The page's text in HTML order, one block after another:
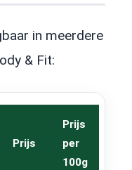
in meerdere
& Fit:
Prijs
Prijs
per
100g